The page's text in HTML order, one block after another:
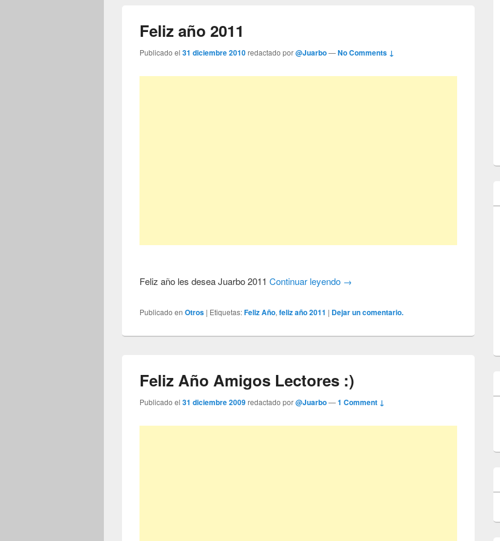
Feliz año 2011
Publicado el31 diciembre 2010redactado por@Juarbo—No Comments ↓
Feliz año les desea Juarbo 2011Continuar leyendo →
Publicado en Otros | Etiquetas:Feliz Año,feliz año 2011 | Dejar un comentario.
Feliz Año Amigos Lectores :)
Publicado el31 diciembre 2009redactado por@Juarbo—1 Comment ↓